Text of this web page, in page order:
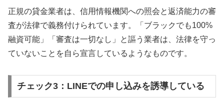
正規の貸金業者は、信用情報機関への照会と返済能力の審
査が法律で義務付けられています。「ブラックでも100%
融資可能」「審査は一切なし」と謳う業者は、法律を守っ
ていないことを自ら宣言しているようなものです。
チェック3：LINEでの申し込みを誘導している